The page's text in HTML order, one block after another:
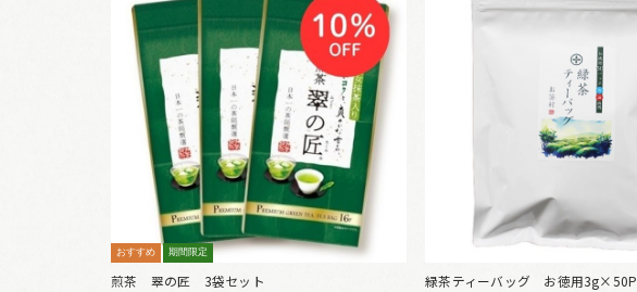
おすすめ 期間限定
煎茶 翠の匠 3袋セット 緑茶ティーバッグ お徳用3g×50P